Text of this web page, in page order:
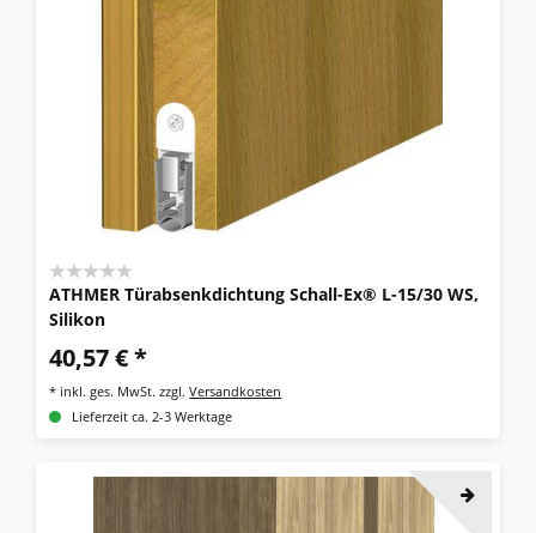
ATHMER Türabsenkdichtung Schall-Ex® L-15/30 WS,
Silikon
40,57 € *
* inkl. ges. MwSt. zzgl.Versandkosten
Lieferzeit ca. 2-3 Werktage